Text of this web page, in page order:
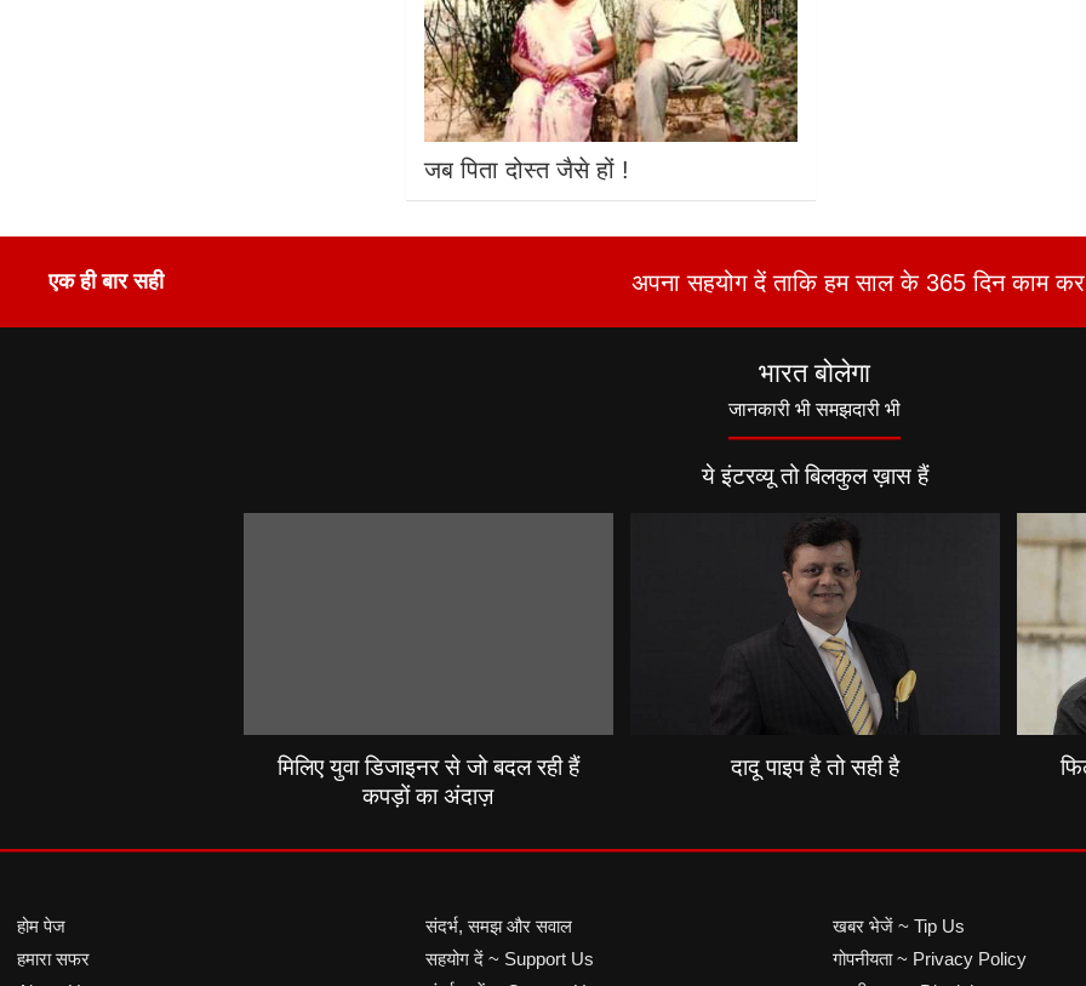
जब पिता दोस्त जैसे हों !
एक ही बार सही अपना सहयोग दें ताकि हम साल के 365 दिन काम
भारत बोलेगा
जानकारी भी समझदारी भी
ये इंटरव्यू तो बिलकुल ख़ास हैं
मिलिए युवा डिजाइनर से जो बदल रही हैं
कपड़ों का अंदाज़
दादू पाइप है तो सही है
होम पेज
हमारा सफर
संदर्भ, समझ और सवाल
सहयोग दें ~ Support Us
खबर भेजें ~ Tip Us
गोपनीयता ~ Privacy Policy